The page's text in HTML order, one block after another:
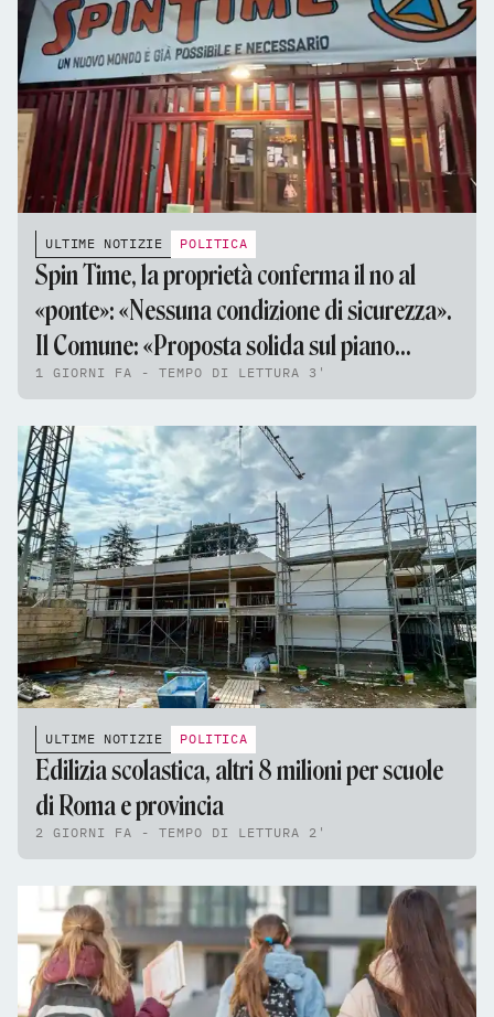
ULTIME NOTIZIE POLITICA
Spin Time, la proprietà conferma il no al
«ponte»: «Nessuna condizione di sicurezza».
Il Comune: «Proposta solida sul piano
tecnico e giuridico»
1 GIORNI FA - TEMPO DI LETTURA 3'
ULTIME NOTIZIE POLITICA
Edilizia scolastica, altri 8 milioni per scuole
di Roma e provincia
2 GIORNI FA - TEMPO DI LETTURA 2'